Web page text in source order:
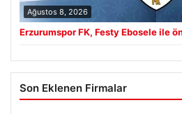
Ağustos 8, 2026
Erzurumspor FK, Festy Ebosele ile
Son Eklenen Firmalar